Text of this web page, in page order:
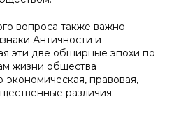
вопроса также важно
Античности и
эти две обширные эпохи по
жизни общества
экономическая, правовая,
различия: